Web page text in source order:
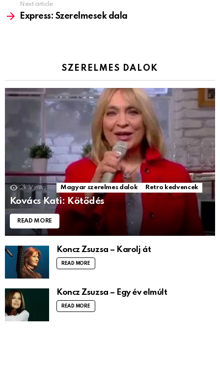
Next article
Express: Szerelmesek dala
SZERELMES DALOK
2k Views Magyar szerelmes dalok Retro kedvencek
Kovács Kati: Kötődés
READ MORE
Koncz Zsuzsa – Karolj át
READ MORE
Koncz Zsuzsa – Egy év elmúlt
READ MORE